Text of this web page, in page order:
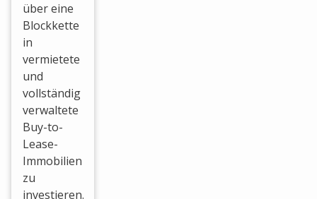
über eine
Blockkette
in
vermietete
und
vollständig
verwaltete
Buy-to-
Lease-
Immobilien
zu
investieren.